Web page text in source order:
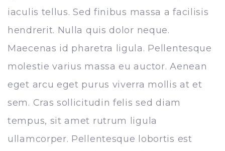
iaculis tellus. Sed finibus massa a facilisis
hendrerit. Nulla quis dolor neque.
Maecenas id pharetra ligula. Pellentesque
molestie varius massa eu auctor. Aenean
eget arcu eget purus viverra mollis at et
sem. Cras sollicitudin felis sed diam
tempus, sit amet rutrum ligula
ullamcorper. Pellentesque lobortis est